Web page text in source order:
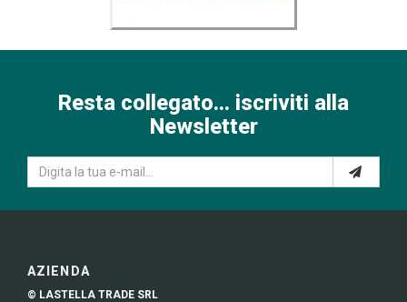
Resta collegato... iscriviti alla
Newsletter
AZIENDA
© LASTELLA TRADE SRL